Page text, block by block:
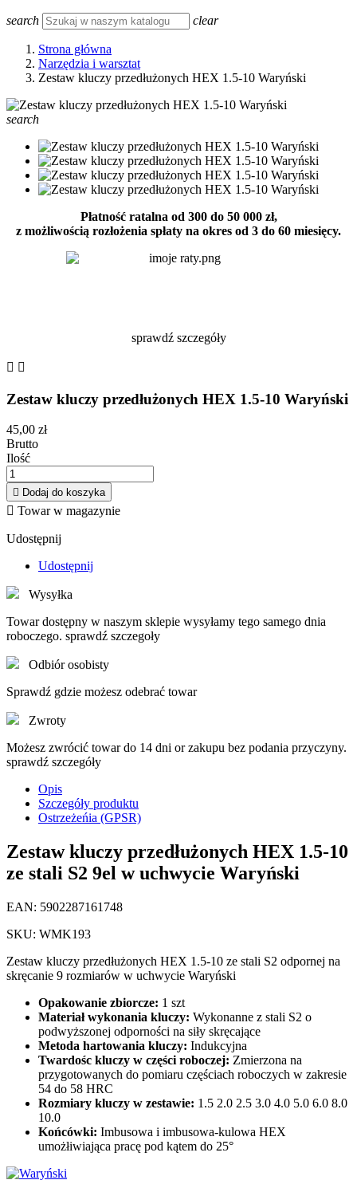
search clear
Strona główna
Narzędzia i warsztat
Zestaw kluczy przedłużonych HEX 1.5-10 Waryński
search
Płatność ratalna od 300 do 50 000 zł,
z możliwością rozłożenia spłaty na okres od 3 do 60 miesięcy.
sprawdź szczegóły
 
Zestaw kluczy przedłużonych HEX 1.5-10 Waryński
45,00 zł
Brutto
Ilość
 Dodaj do koszyka
 Towar w magazynie
Udostępnij
Udostępnij
Wysyłka
Towar dostępny w naszym sklepie wysyłamy tego samego dnia
roboczego. sprawdź szczegoły
Odbiór osobisty
Sprawdź gdzie możesz odebrać towar
Zwroty
Możesz zwrócić towar do 14 dni or zakupu bez podania przyczyny.
sprawdź szczegóły
Opis
Szczegóły produktu
Ostrzeżeńia (GPSR)
Zestaw kluczy przedłużonych HEX 1.5-10
ze stali S2 9el w uchwycie Waryński
EAN: 5902287161748
SKU: WMK193
Zestaw kluczy przedłużonych HEX 1.5-10 ze stali S2 odpornej na
skręcanie 9 rozmiarów w uchwycie Waryński
Opakowanie zbiorcze: 1 szt
Materiał wykonania kluczy: Wykonanne z stali S2 o
podwyższonej odporności na siły skręcające
Metoda hartowania kluczy: Indukcyjna
Twardośc kluczy w części roboczej: Zmierzona na
przygotowanych do pomiaru częściach roboczych w zakresie
54 do 58 HRC
Rozmiary kluczy w zestawie: 1.5 2.0 2.5 3.0 4.0 5.0 6.0 8.0
10.0
Końcówki: Imbusowa i imbusowa-kulowa HEX
umożłiwiająca pracę pod kątem do 25°